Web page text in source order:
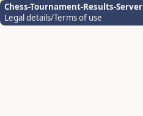
Chess-Tournament-Results-Server
Legal details/Terms of use